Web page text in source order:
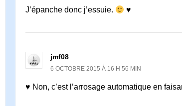
J’épanche donc j’essuie. ♥
jmf08
6 OCTOBRE 2015 À 16 H 56 MIN
♥ Non, c’est l’arrosage automatique en